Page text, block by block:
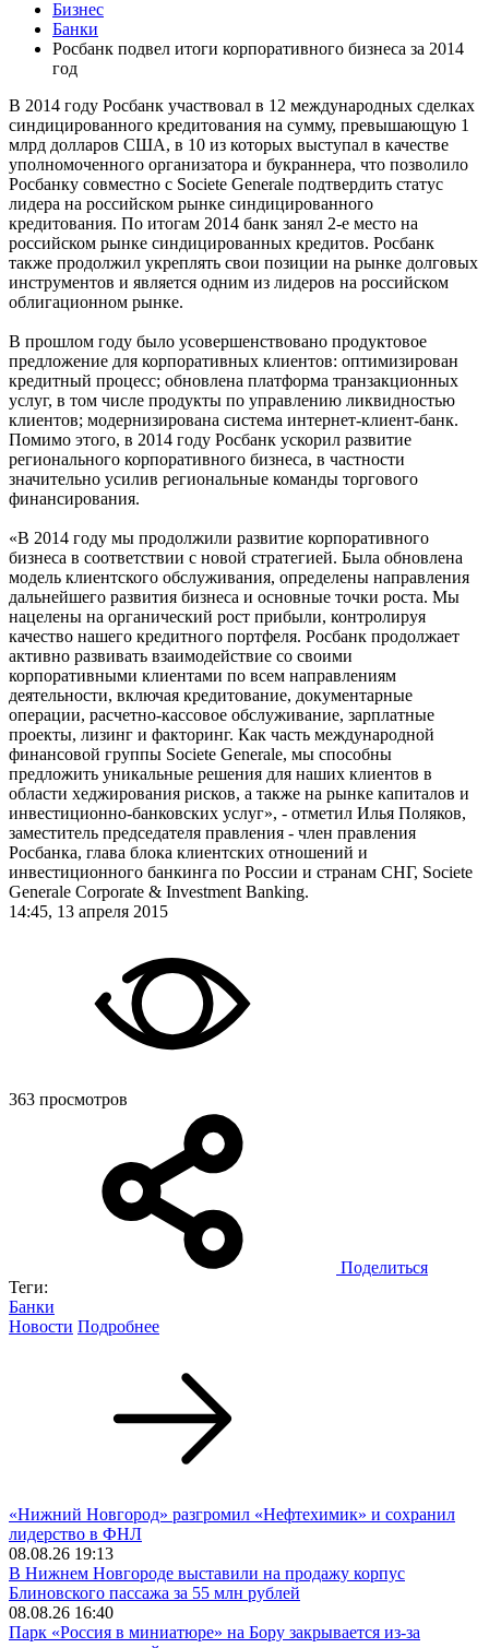
Бизнес
Банки
Росбанк подвел итоги корпоративного бизнеса за 2014
год
В 2014 году Росбанк участвовал в 12 международных сделках
синдицированного кредитования на сумму, превышающую 1
млрд долларов США, в 10 из которых выступал в качестве
уполномоченного организатора и букраннера, что позволило
Росбанку совместно с Societe Generale подтвердить статус
лидера на российском рынке синдицированного
кредитования. По итогам 2014 банк занял 2-е место на
российском рынке синдицированных кредитов. Росбанк
также продолжил укреплять свои позиции на рынке долговых
инструментов и является одним из лидеров на российском
облигационном рынке.
В прошлом году было усовершенствовано продуктовое
предложение для корпоративных клиентов: оптимизирован
кредитный процесс; обновлена платформа транзакционных
услуг, в том числе продукты по управлению ликвидностью
клиентов; модернизирована система интернет-клиент-банк.
Помимо этого, в 2014 году Росбанк ускорил развитие
регионального корпоративного бизнеса, в частности
значительно усилив региональные команды торгового
финансирования.
«В 2014 году мы продолжили развитие корпоративного
бизнеса в соответствии с новой стратегией. Была обновлена
модель клиентского обслуживания, определены направления
дальнейшего развития бизнеса и основные точки роста. Мы
нацелены на органический рост прибыли, контролируя
качество нашего кредитного портфеля. Росбанк продолжает
активно развивать взаимодействие со своими
корпоративными клиентами по всем направлениям
деятельности, включая кредитование, документарные
операции, расчетно-кассовое обслуживание, зарплатные
проекты, лизинг и факторинг. Как часть международной
финансовой группы Societe Generale, мы способны
предложить уникальные решения для наших клиентов в
области хеджирования рисков, а также на рынке капиталов и
инвестиционно-банковских услуг», - отметил Илья Поляков,
заместитель председателя правления - член правления
Росбанка, глава блока клиентских отношений и
инвестиционного банкинга по России и странам СНГ, Societe
Generale Corporate & Investment Banking.
14:45, 13 апреля 2015
363 просмотров
Поделиться
Теги:
Банки
Новости Подробнее
«Нижний Новгород» разгромил «Нефтехимик» и сохранил
лидерство в ФНЛ
08.08.26 19:13
В Нижнем Новгороде выставили на продажу корпус
Блиновского пассажа за 55 млн рублей
08.08.26 16:40
Парк «Россия в миниатюре» на Бору закрывается из-за